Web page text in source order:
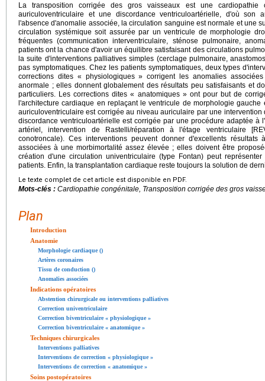
La transposition corrigée des gros vaisseaux est une cardiopathie
auriculoventriculaire et une discordance ventriculoartérielle, d'où son
l'absence d'anomalie associée, la circulation sanguine est normale et une
circulation systémique soit assurée par un ventricule de morphologie
fréquentes (communication interventriculaire, sténose pulmonaire,
patients ont la chance d'avoir un équilibre satisfaisant des circulations
la suite d'interventions palliatives simples (cerclage pulmonaire,
pas symptomatiques. Chez les patients symptomatiques, deux types
corrections dites « physiologiques » corrigent les anomalies
anormale ; elles donnent globalement des résultats peu satisfaisants et
particuliers. Les corrections dites « anatomiques » ont pour but de
l'architecture cardiaque en replaçant le ventricule de morphologie
auriculoventriculaire est corrigée au niveau auriculaire par une
discordance ventriculoartérielle est corrigée par une procédure adaptée à
artériel, intervention de Rastelli/réparation à l'étage ventriculaire
conotroncale). Ces interventions peuvent donner d'excellents
associées à une morbimortalité assez élevée ; elles doivent être
création d'une circulation univentriculaire (type Fontan) peut
patients. Enfin, la transplantation cardiaque reste toujours la solution de
Le texte complet de cet article est disponible en PDF.
Mots-clés : Cardiopathie congénitale, Transposition corrigée des gros
Plan
Introduction
Anatomie
Morphologie cardiaque ()
Artères coronaires
Tissu de conduction ()
Anomalies associées
Indications opératoires
Abstention chirurgicale ou interventions palliatives
Correction univentriculaire
Correction biventriculaire « physiologique »
Correction biventriculaire « anatomique »
Techniques chirurgicales
Interventions palliatives
Interventions de correction « physiologique »
Interventions de correction « anatomique »
Soins postopératoires